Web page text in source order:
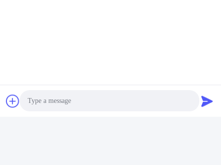
আসবাবপত্র পরীক্ষার সরঞ্জাম